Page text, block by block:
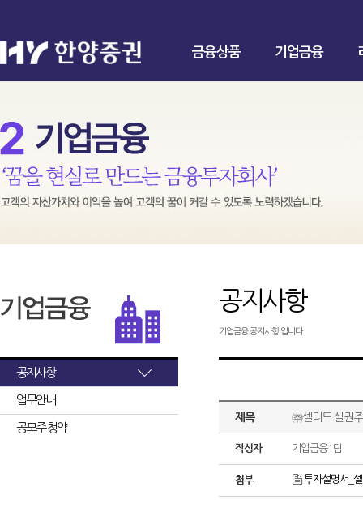
금융상품 기업금융
공지사항
업무안내
공모주 청약
공지사항
기업금융 공지사항 입니다.
제목 ㈜셀리드 실권
작성자 기업금융1팀
첨부 투자설명서_